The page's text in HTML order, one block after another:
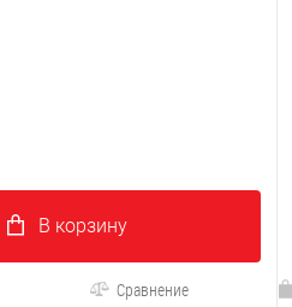
В корзину
Сравнение